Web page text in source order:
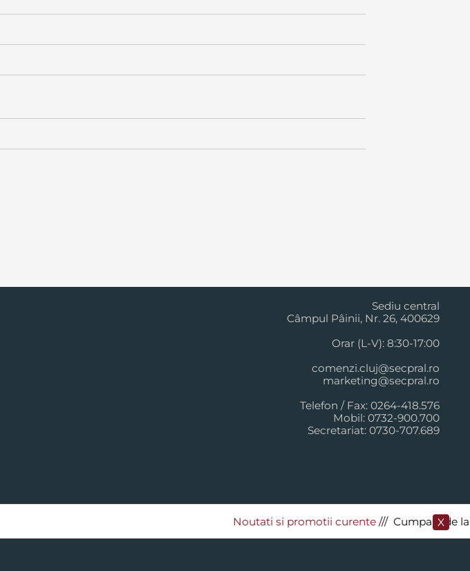
Noutati si promotii curente​/// Cumpara de la
X
Sediu central
Câmpul Pâinii, Nr. 26, 400629
Orar (L-V): 8:30-17:00
comenzi.cluj@secpral.ro
marketing@secpral.ro
Telefon / Fax: 0264-418.576
Mobil: 0732-900.700
Secretariat: 0730-707.689